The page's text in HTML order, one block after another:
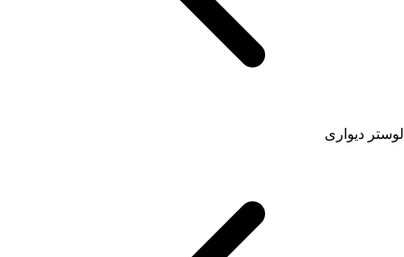
لوستر دیواری